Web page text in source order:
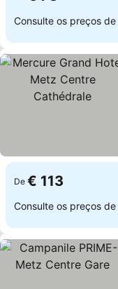
Consulte os preços de
De € 113
Consulte os preços de